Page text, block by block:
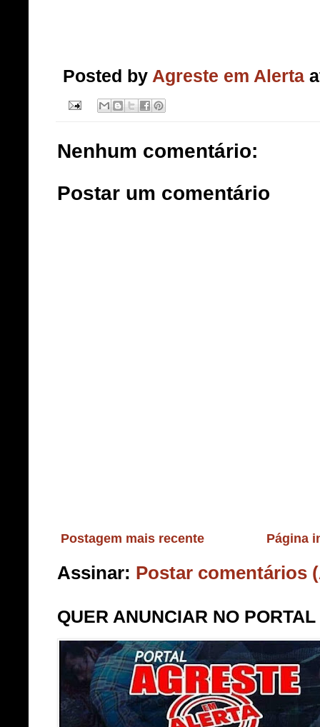
Posted by Agreste em Alerta
Nenhum comentário:
Postar um comentário
Postagem mais recente Página
Assinar: Postar comentários
QUER ANUNCIAR NO